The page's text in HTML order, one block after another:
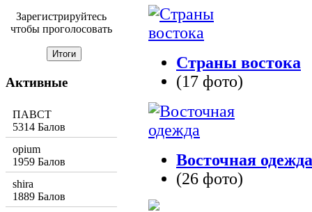
Страны востока
(17 фото)
Восточная одежда
(26 фото)
Зарегистрируйтесь
чтобы проголосовать
Активные
ПАВСТ
5314 Балов
opium
1959 Балов
shira
1889 Балов